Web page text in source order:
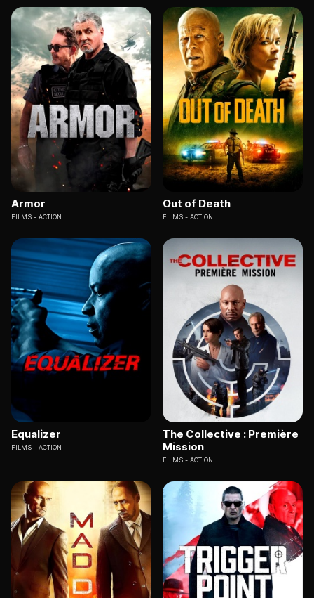
Armor
FILMS ACTION
Out of Death
FILMS ACTION
Equalizer
FILMS ACTION
The Collective : Première
Mission
FILMS ACTION